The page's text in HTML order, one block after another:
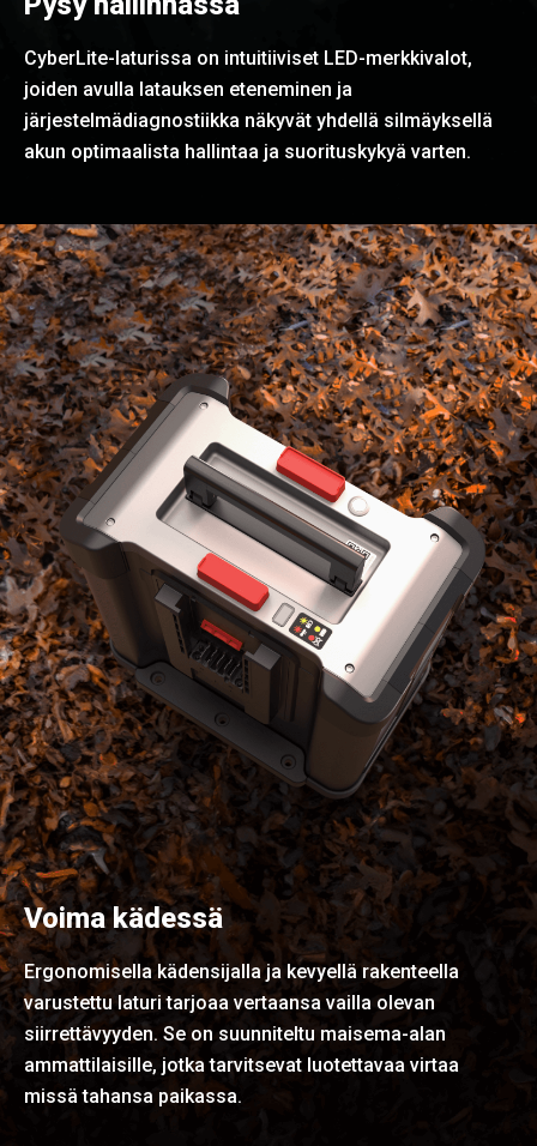
CyberLite-laturissa on intuitiiviset LED-merkkivalot,
joiden avulla latauksen eteneminen ja
järjestelmädiagnostiikka näkyvät yhdellä silmäyksellä
akun optimaalista hallintaa ja suorituskykyä varten.
Voima kädessä
Ergonomisella kädensijalla ja kevyellä rakenteella
varustettu laturi tarjoaa vertaansa vailla olevan
siirrettävyyden. Se on suunniteltu maisema-alan
ammattilaisille, jotka tarvitsevat luotettavaa virtaa
missä tahansa paikassa.